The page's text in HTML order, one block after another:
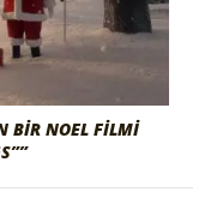
BIR NOEL FILMI